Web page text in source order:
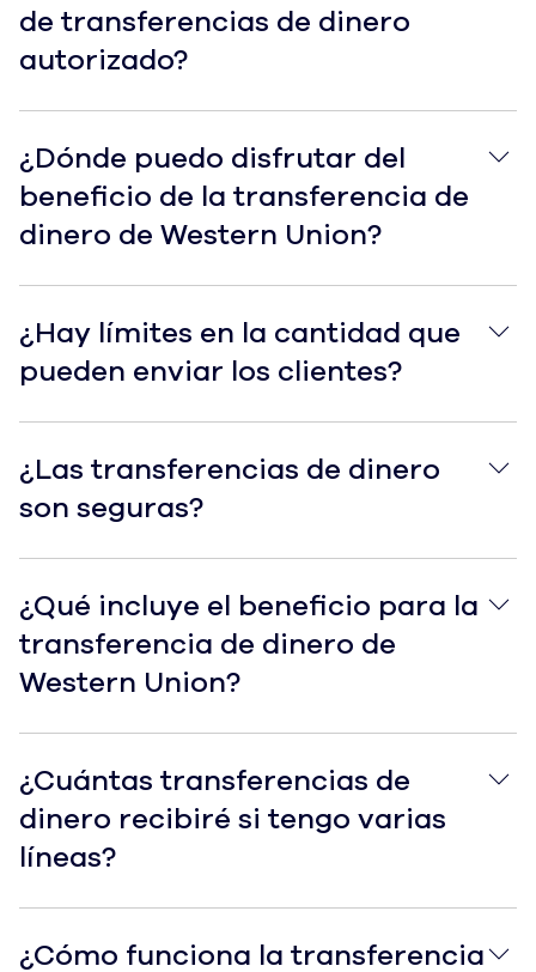
de transferencias de dinero
autorizado?
¿Dónde puedo disfrutar del
beneficio de la transferencia de
dinero de Western Union?
¿Hay límites en la cantidad que
pueden enviar los clientes?
¿Las transferencias de dinero
son seguras?
¿Qué incluye el beneficio para la
transferencia de dinero de
Western Union?
¿Cuántas transferencias de
dinero recibiré si tengo varias
líneas?
¿Cómo funciona la transferencia